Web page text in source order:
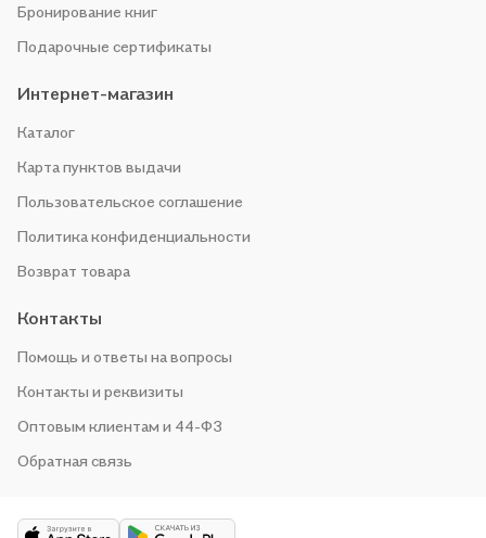
Бронирование книг
Подарочные сертификаты
Интернет-магазин
Каталог
Карта пунктов выдачи
Пользовательское соглашение
Политика конфиденциальности
Возврат товара
Контакты
Помощь и ответы на вопросы
Контакты и реквизиты
Оптовым клиентам и 44-ФЗ
Обратная связь